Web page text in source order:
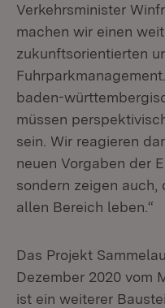
Verkehrsminister
machen wir einen
zukunftsorientierten
baden-
müssen
sein. Wir reagieren
neuen Vorgaben der
sondern zeigen auch,
allen Bereich leben.“
Das Projekt
Dezember 2020 vom
ist ein weiterer